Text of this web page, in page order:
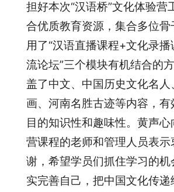
担好本次“汉语桥”文化体验营
合优质教育资源，集合多位骨
用了“汉语直播课程+文化录
流论坛”三个模块有机结合的
盖了中文、中国历史文化名人
画、河南名胜古迹等内容，有
目的知识性和趣味性。黄声心
营课程的老师和管理人员表示
谢，希望学员们抓住学习的机
实完善自己，把中国文化传递